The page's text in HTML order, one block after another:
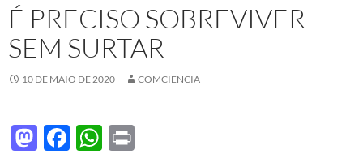
É PRECISO SOBREVIVER
SEM SURTAR
10 DE MAIO DE 2020 COMCIENCIA
M F
W